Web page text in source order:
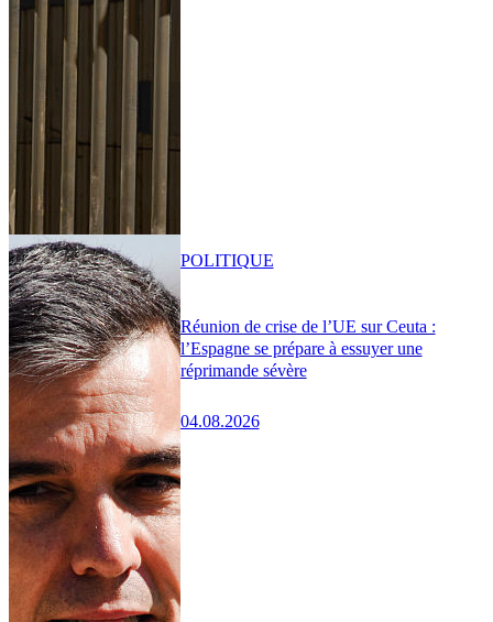
Réunion de crise de l’UE sur Ceuta :
l’Espagne se prépare à essuyer une
réprimande sévère
04.08.2026
POLITIQUE